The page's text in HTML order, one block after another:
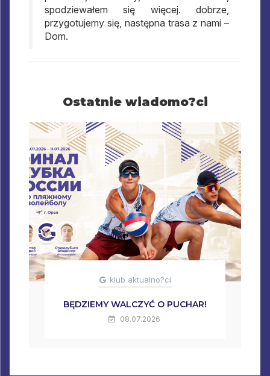
spodziewałem się więcej. dobrze,
przygotujemy się, następna trasa z nami –
Dom.
Ostatnie wiadomo?ci
klub aktualno?ci
BĘDZIEMY WALCZYĆ O PUCHAR!
08.07.2026